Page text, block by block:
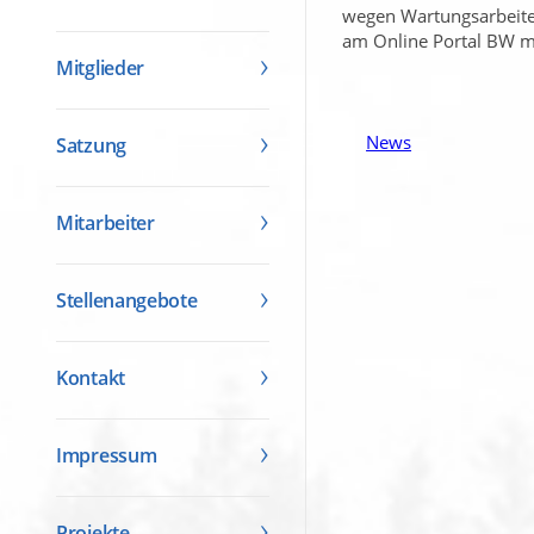
Mitglieder
Satzung
Mitarbeiter
Stellenangebote
Kontakt
Impressum
wegen
am Online Portal BW
News